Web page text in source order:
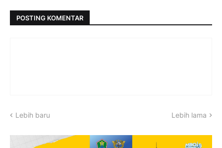
POSTING KOMENTAR
Lebih baru Lebih lama